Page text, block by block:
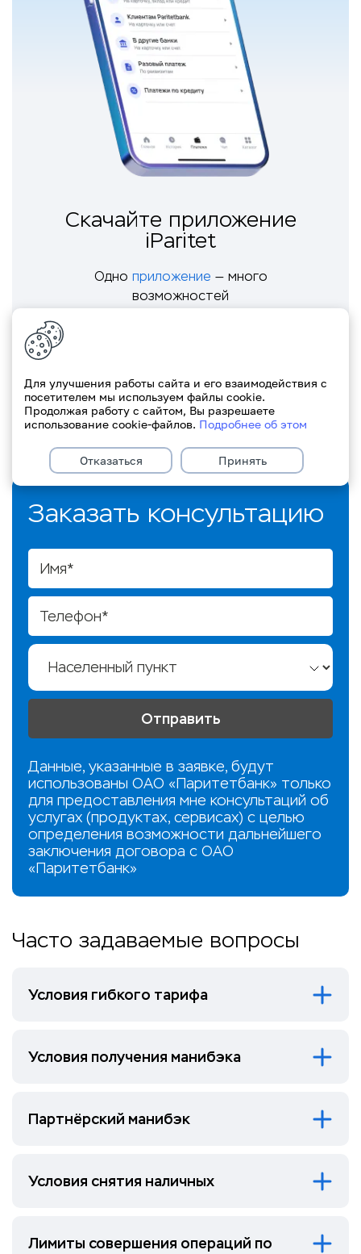
Скачайте приложение
iParitet
Одно приложение — много
возможностей
Заказать консультацию
Данные, указанные в заявке, будут
использованы ОАО «Паритетбанк» только
для предоставления мне консультаций об
услугах (продуктах, сервисах) с целью
определения возможности дальнейшего
заключения договора c ОАО
«Паритетбанк»
Часто задаваемые вопросы
Условия гибкого тарифа
Условия получения манибэка
Партнёрский манибэк
Условия снятия наличных
Лимиты совершения операций по
Для улучшения работы сайта и его взаимодействия с
посетителем мы используем файлы cookie.
Продолжая работу с сайтом, Вы разрешаете
использование cookie-файлов. Подробнее об этом
Отказаться Принять